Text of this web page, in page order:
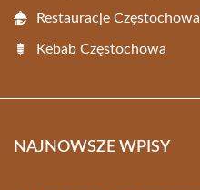
Restauracje Częstochowa
Kebab Częstochowa
NAJNOWSZE WPISY